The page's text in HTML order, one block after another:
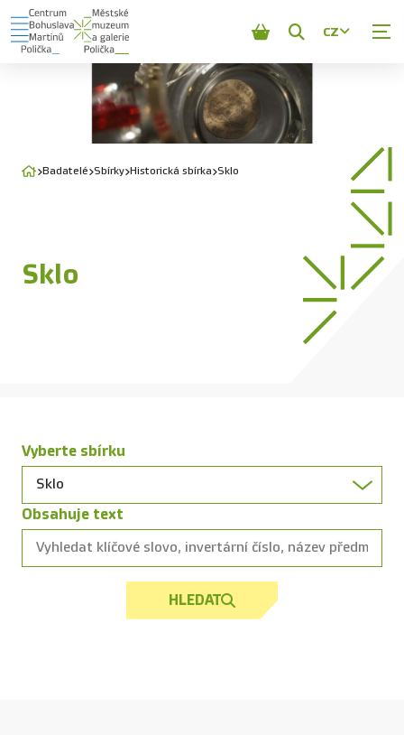
Zobrazit
vyhledávání
CZ
Badatelé Sbírky Historická sbírka Sklo
Sklo
Vyberte sbírku
Obsahuje text
HLEDAT